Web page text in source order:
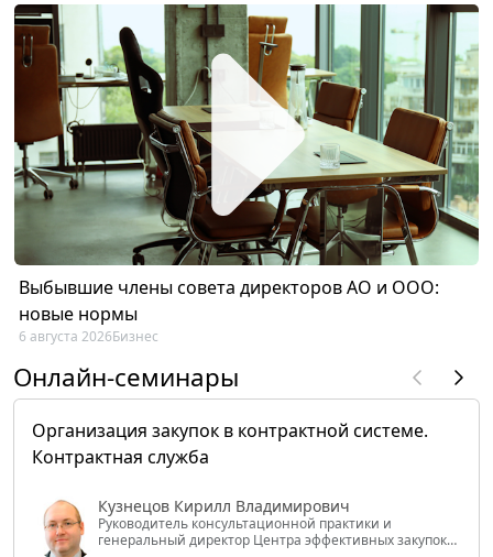
Выбывшие члены совета директоров АО и ООО:
новые нормы
6 августа 2026Бизнес
Онлайн-семинары
Организация закупок в контрактной системе.
Контрактная служба
Кузнецов Кирилл Владимирович
Руководитель консультационной практики и
генеральный директор Центра эффективных закупок